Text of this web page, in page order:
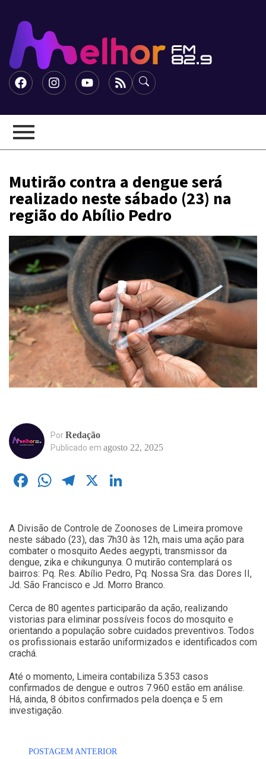
Mutirão contra a dengue será
realizado neste sábado (23) na
região do Abílio Pedro
PorRedação
Publicado em agosto 22, 2025
Facebook
WhatsApp
Telegram
X
A Divisão de Controle de Zoonoses de Limeira promove
neste sábado (23), das 7h30 às 12h, mais uma ação para
combater o mosquito Aedes aegypti, transmissor da
dengue, zika e chikungunya. O mutirão contemplará os
bairros: Pq. Res. Abílio Pedro, Pq. Nossa Sra. das Dores II,
Jd. São Francisco e Jd. Morro Branco.
Cerca de 80 agentes participarão da ação, realizando
vistorias para eliminar possíveis focos do mosquito e
orientando a população sobre cuidados preventivos. Todos
os profissionais estarão uniformizados e identificados com
crachá.
Até o momento, Limeira contabiliza 5.353 casos
confirmados de dengue e outros 7.960 estão em análise.
Há, ainda, 8 óbitos confirmados pela doença e 5 em
investigação.
POSTAGEM ANTERIOR